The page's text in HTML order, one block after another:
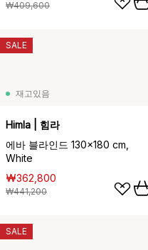
₩409,600
재고있음
Himla | 힘라
에바 블라인드 130x180 cm,
White
₩362,800
₩441,200
SALE
SALE